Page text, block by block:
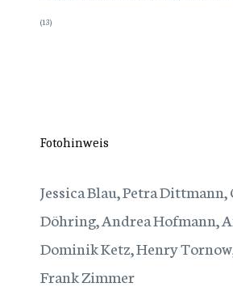
(13)
Fotohinweis
Jessica Blau, Petra Dittmann,
Döhring, Andrea Hofmann,
Dominik Ketz, Henry
Frank Zimmer